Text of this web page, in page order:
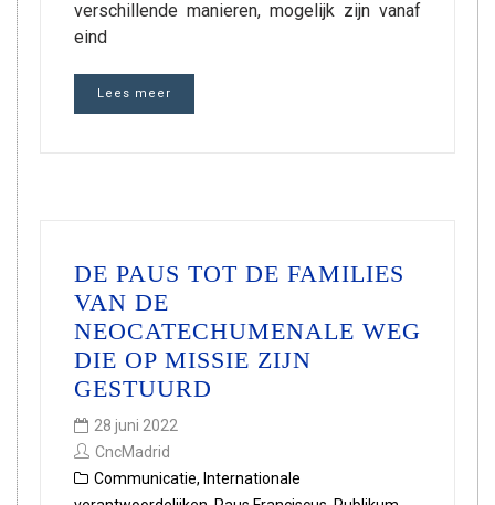
verschillende manieren, mogelijk zijn vanaf
eind
Lees meer
DE PAUS TOT DE FAMILIES
VAN DE
NEOCATECHUMENALE WEG
DIE OP MISSIE ZIJN
GESTUURD
28 juni 2022
CncMadrid
Communicatie, Internationale